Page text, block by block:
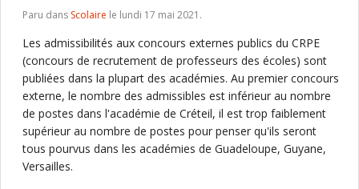
Paru dans Scolaire le lundi 17 mai 2021.
Les admissibilités aux concours externes publics du CRPE
(concours de recrutement de professeurs des écoles) sont
publiées dans la plupart des académies. Au premier concours
externe, le nombre des admissibles est inférieur au nombre
de postes dans l'académie de Créteil, il est trop faiblement
supérieur au nombre de postes pour penser qu'ils seront
tous pourvus dans les académies de Guadeloupe, Guyane,
Versailles.